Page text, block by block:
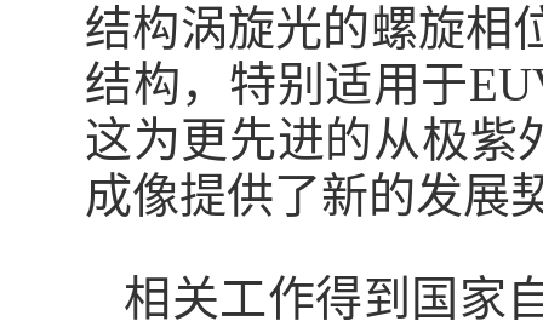
结构涡旋光的螺旋相
结构，特别适用于
这为更先进的从极紫
成像提供了新的发展
相关工作得到国家